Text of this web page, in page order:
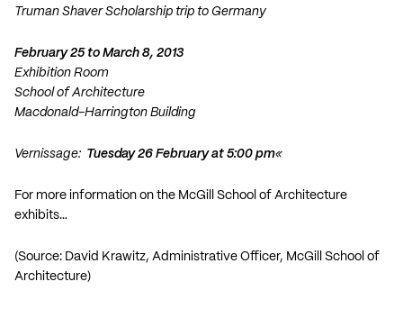
Truman Shaver Scholarship trip to Germany
February 25 to March 8, 2013
Exhibition Room
School of Architecture
Macdonald-Harrington Building
Vernissage: Tuesday 26 February at 5:00 pm«
For more information on the McGill School of Architecture
exhibits…
(Source: David Krawitz, Administrative Officer, McGill School of
Architecture)